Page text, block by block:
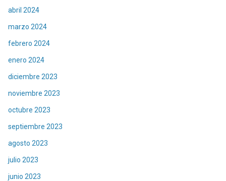
abril 2024
marzo 2024
febrero 2024
enero 2024
diciembre 2023
noviembre 2023
octubre 2023
septiembre 2023
agosto 2023
julio 2023
junio 2023